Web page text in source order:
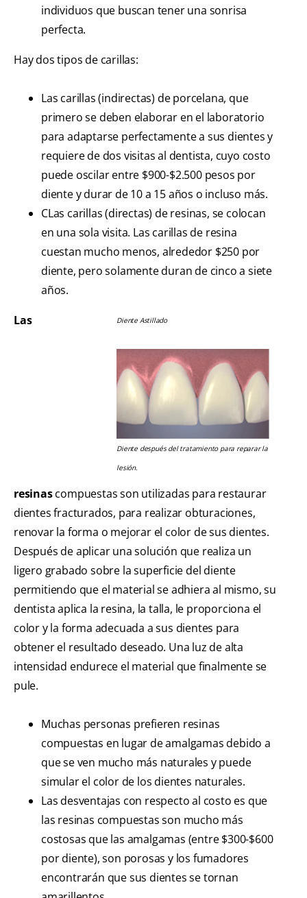
individuos que buscan tener una sonrisa
perfecta.
Hay dos tipos de carillas:
Las carillas (indirectas) de porcelana, que
primero se deben elaborar en el laboratorio
para adaptarse perfectamente a sus dientes y
requiere de dos visitas al dentista, cuyo costo
puede oscilar entre $900-$2.500 pesos por
diente y durar de 10 a 15 años o incluso más.
CLas carillas (directas) de resinas, se colocan
en una sola visita. Las carillas de resina
cuestan mucho menos, alrededor $250 por
diente, pero solamente duran de cinco a siete
años.
Diente Astillado
Diente después del tratamiento para reparar la
lesión.
Las
resinascompuestas son utilizadas para restaurar
dientes fracturados, para realizar obturaciones,
renovar la forma o mejorar el color de sus dientes.
Después de aplicar una solución que realiza un
ligero grabado sobre la superficie del diente
permitiendo que el material se adhiera al mismo, su
dentista aplica la resina, la talla, le proporciona el
color y la forma adecuada a sus dientes para
obtener el resultado deseado. Una luz de alta
intensidad endurece el material que finalmente se
pule.
Muchas personas prefieren resinas
compuestas en lugar de amalgamas debido a
que se ven mucho más naturales y puede
simular el color de los dientes naturales.
Las desventajas con respecto al costo es que
las resinas compuestas son mucho más
costosas que las amalgamas (entre $300-$600
por diente), son porosas y los fumadores
encontrarán que sus dientes se tornan